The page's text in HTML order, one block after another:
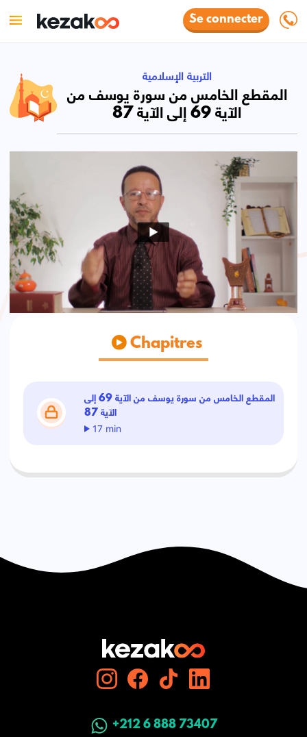
Se connecter
التربية الإسلامية
المقطع الخامس من سورة يوسف من
الآية 69 إلى الآية 87
Chapitres
المقطع الخامس من سورة يوسف من الآية 69 إلى
الآية 87
17 min
+212 6 888 73407